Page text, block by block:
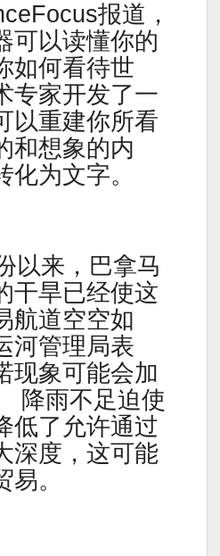
报道，
可以读懂你的
如何看待世
专家开发了一
以重建你所看
和想象的内
化为文字。
以来，巴拿马
干旱已经使这
航道空空如
河管理局表
现象可能会加
降雨不足迫使
低了允许通过
深度，这可能
。